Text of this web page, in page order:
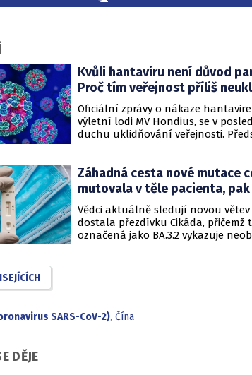
Kvůli hantaviru není důvod
Proč tím veřejnost příliš
Oficiální zprávy o nákaze
výletní lodi MV Hondius, se v
duchu uklidňování veřejnosti.
však podle CNN varují, že příliš
označují za úmyslné šíření klidu,
prohloubit úzkost ve společnosti,
pandemii covidu-19.
Záhadná cesta nové mutace
mutovala v těle pacienta,
Vědci aktuálně sledují novou
dostala přezdívku Cikáda,
označená jako BA.3.2 vykazuje
nečekaně vynořit po letech
SARS-CoV-2), Čína
DĚJE